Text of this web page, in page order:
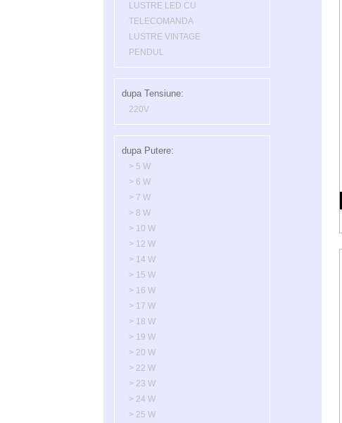
LUSTRE LED CU
TELECOMANDA
LUSTRE VINTAGE
PENDUL
dupa Tensiune:
220V
dupa Putere:
> 5 W
> 6 W
> 7 W
> 8 W
> 10 W
> 12 W
> 14 W
> 15 W
> 16 W
> 17 W
> 18 W
> 19 W
> 20 W
> 22 W
> 23 W
> 24 W
> 25 W